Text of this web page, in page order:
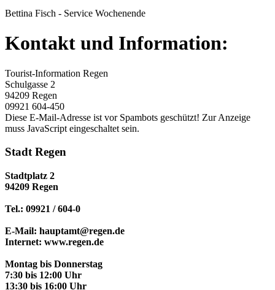
Bettina Fisch - Service Wochenende
Kontakt und Information:
Tourist-Information Regen
Schulgasse 2
94209 Regen
09921 604-450
Diese E-Mail-Adresse ist vor Spambots geschützt! Zur Anzeige
muss JavaScript eingeschaltet sein.
Stadt Regen
Stadtplatz 2
94209 Regen
Tel.: 09921 / 604-0
E-Mail: hauptamt@regen.de
Internet: www.regen.de
Montag bis Donnerstag
7:30 bis 12:00 Uhr
13:30 bis 16:00 Uhr